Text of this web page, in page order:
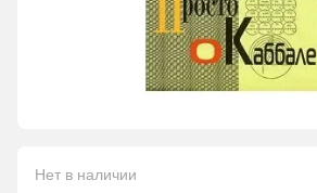
Нет в наличии